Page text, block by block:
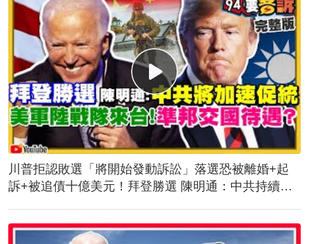
川普拒認敗選「將開始發動訴訟」落選恐被離婚+起
訴+被追債十億美元！拜登勝選 陳明通：中共持續對